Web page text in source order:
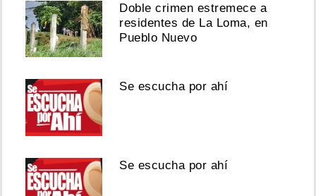
Doble crimen estremece a
residentes de La Loma, en
Pueblo Nuevo
Se escucha por ahí
Se escucha por ahí